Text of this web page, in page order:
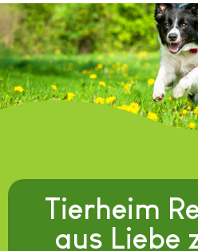
Tierheim
aus Liebe